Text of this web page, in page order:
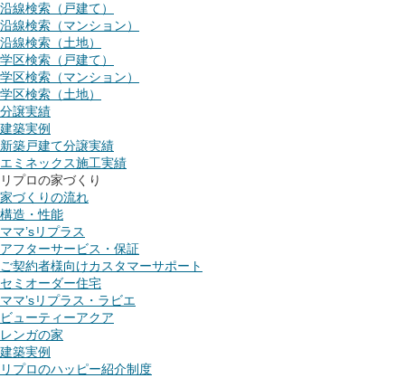
沿線検索（戸建て）
沿線検索（マンション）
沿線検索（土地）
学区検索（戸建て）
学区検索（マンション）
学区検索（土地）
分譲実績
建築実例
新築戸建て分譲実績
エミネックス施工実績
リプロの家づくり
家づくりの流れ
構造・性能
ママ’sリプラス
アフターサービス・保証
ご契約者様向けカスタマーサポート
セミオーダー住宅
ママ’sリプラス・ラビエ
ビューティーアクア
レンガの家
建築実例
リプロのハッピー紹介制度